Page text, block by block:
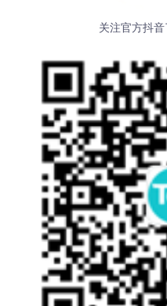
关注官方抖音